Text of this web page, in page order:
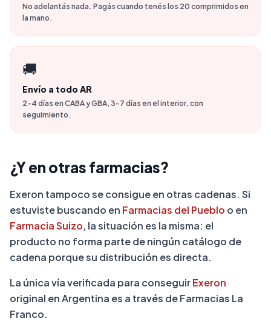
No adelantás nada. Pagás cuando tenés los 20 comprimidos en
la mano.
🚚
Envío a todo AR
2-4 días en CABA y GBA, 3-7 días en el interior, con
seguimiento.
¿Y en otras farmacias?
Exeron tampoco se consigue en otras cadenas. Si
estuviste buscando en Farmacias del Pueblo o en
Farmacia Suizo, la situación es la misma: el
producto no forma parte de ningún catálogo de
cadena porque su distribución es directa.
La única vía verificada para conseguirExeron
original en Argentina es a través de Farmacias La
Franco.